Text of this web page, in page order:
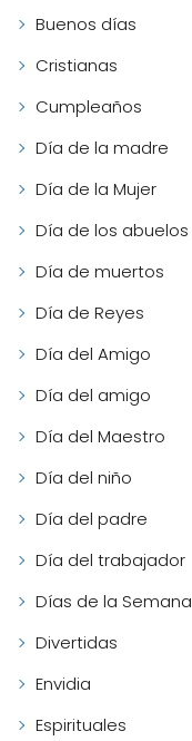
Buenos días
Cristianas
Cumpleaños
Día de la madre
Día de la Mujer
Día de los abuelos
Día de muertos
Día de Reyes
Día del Amigo
Día del amigo
Día del Maestro
Día del niño
Día del padre
Día del trabajador
Días de la Semana
Divertidas
Envidia
Espirituales